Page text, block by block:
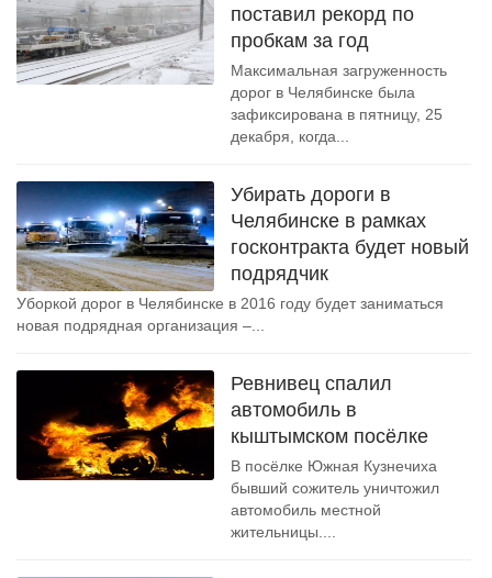
поставил рекорд по
пробкам за год
Максимальная загруженность
дорог в Челябинске была
зафиксирована в пятницу, 25
декабря, когда...
Убирать дороги в
Челябинске в рамках
госконтракта будет новый
подрядчик
Уборкой дорог в Челябинске в 2016 году будет заниматься
новая подрядная организация –...
Ревнивец спалил
автомобиль в
кыштымском посёлке
В посёлке Южная Кузнечиха
бывший сожитель уничтожил
автомобиль местной
жительницы....